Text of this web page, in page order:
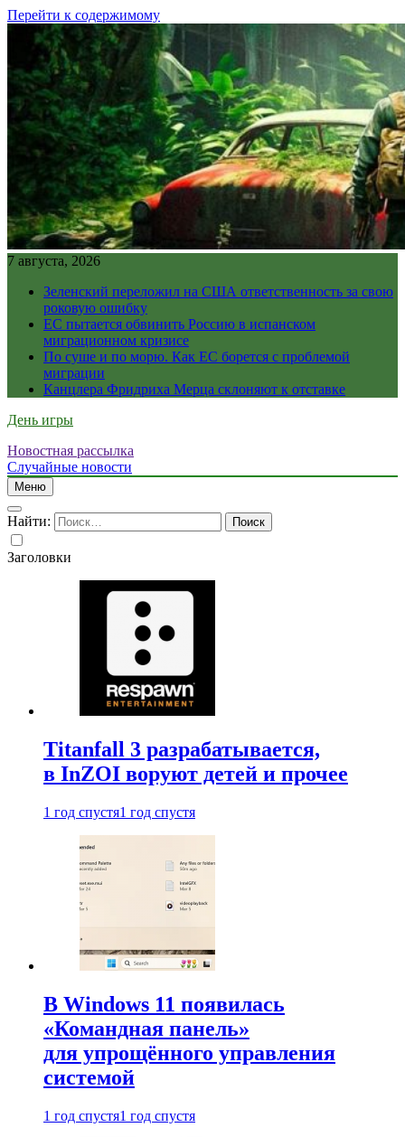
Перейти к содержимому
7 августа, 2026
Зеленский переложил на США ответственность за свою
роковую ошибку
ЕС пытается обвинить Россию в испанском
миграционном кризисе
По суше и по морю. Как ЕС борется с проблемой
миграции
Канцлера Фридриха Мерца склоняют к отставке
День игры
Новостная рассылка
Случайные новости
Меню
Найти:
Заголовки
Titanfall 3 разрабатывается,
в InZOI воруют детей и прочее
1 год спустя1 год спустя
В Windows 11 появилась
«Командная панель»
для упрощённого управления
системой
1 год спустя1 год спустя